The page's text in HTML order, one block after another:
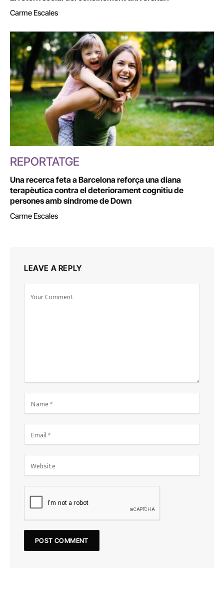
Carme Escales
REPORTATGE
Una recerca feta a Barcelona reforça una diana
terapèutica contra el deteriorament cognitiu de
persones amb síndrome de Down
Carme Escales
LEAVE A REPLY